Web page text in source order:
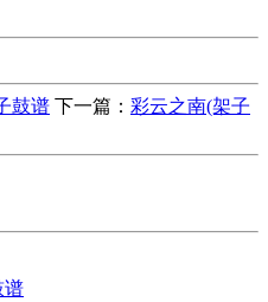
鼓谱 下一篇： 彩云之南(架子
谱